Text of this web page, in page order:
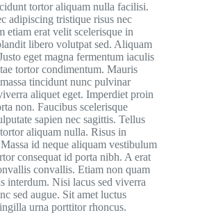
tortor aliquam nulla facilisi.
adipiscing tristique risus nec
etiam erat velit scelerisque in
libero volutpat sed. Aliquam
eget magna fermentum iaculis
tortor condimentum. Mauris
tincidunt nunc pulvinar
aliquet eget. Imperdiet proin
non. Faucibus scelerisque
sapien nec sagittis. Tellus
aliquam nulla. Risus in
id neque aliquam vestibulum
consequat id porta nibh. A erat
convallis. Etiam non quam
interdum. Nisi lacus sed viverra
sed augue. Sit amet luctus
urna porttitor rhoncus.